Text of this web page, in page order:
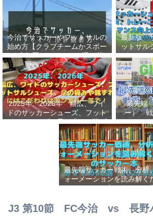
今治でサッカーやフットサルの
始め方【クラブチームかスポー
ツ少年団かスクールを選ぶ基
準】小学生、幼児（年長・年
中）、サッカー
最新版
ットサル
グシュー
上は軽い
改善
2025年、2026年 幅広、ワイ
ドのサッカーシューズ、フット
サルシューズ、足の痛みや靴ず
れにはこだわりはカンガルー革
で！
最先端
ー） 戦
ク、メン
世界基準
選手、
最先端サッカー戦術、分析
ォーメーションを読み解く
のサッカー本おすすめ32
J3 第10節 FC今治 vs 長野